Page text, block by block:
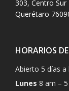
303, Centro Sur
Querétaro
HORARIOS
Abierto 5 días a
Lunes 8 am –